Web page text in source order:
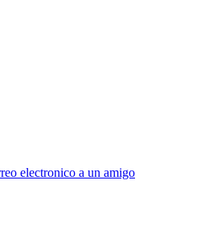
electronico a un amigo